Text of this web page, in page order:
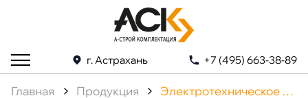
г. Астрахань +7 (495) 663-38-89
Главная Продукция Электротехническое оборудование